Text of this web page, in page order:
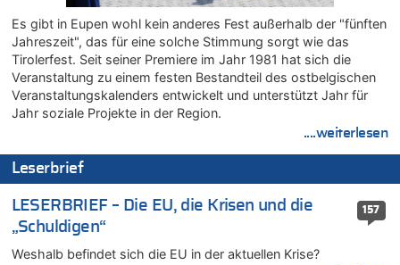
Belgien setzt bei Reit-WM auf starke Springreiter
07.08.2026 - 22:12 von Pitstop zu
Mark van Bommel offiziell als neuer Nationalcoach der Roten
Teufel vorgestellt: „Ist mir eine große Ehre“
07.08.2026 - 22:03 von Ach zu
Aachen ab 11. August wieder Mekka des Pferdesports –
07.08.2026 - 20:57 von michlaustderaffe zu
Zweite Hitzewelle in diesem Sommer ist jetzt amtlich
07.08.2026 - 20:22 von Anstreicher zu
Zweite Hitzewelle in diesem Sommer ist jetzt amtlich
07.08.2026 - 20:11 von Noah Parmentier zu
Zweite Hitzewelle in diesem Sommer ist jetzt amtlich
Es gibt in Eupen wohl kein anderes Fest außerhalb der "fünften
Jahreszeit", das für eine solche Stimmung sorgt wie das
Tirolerfest. Seit seiner Premiere im Jahr 1981 hat sich die
Veranstaltung zu einem festen Bestandteil des ostbelgischen
Veranstaltungskalenders entwickelt und unterstützt Jahr für
Jahr soziale Projekte in der Region.
....weiterlesen
Leserbrief
157
LESERBRIEF – Die EU, die Krisen und die
„Schuldigen“
Weshalb befindet sich die EU in der aktuellen Krise?